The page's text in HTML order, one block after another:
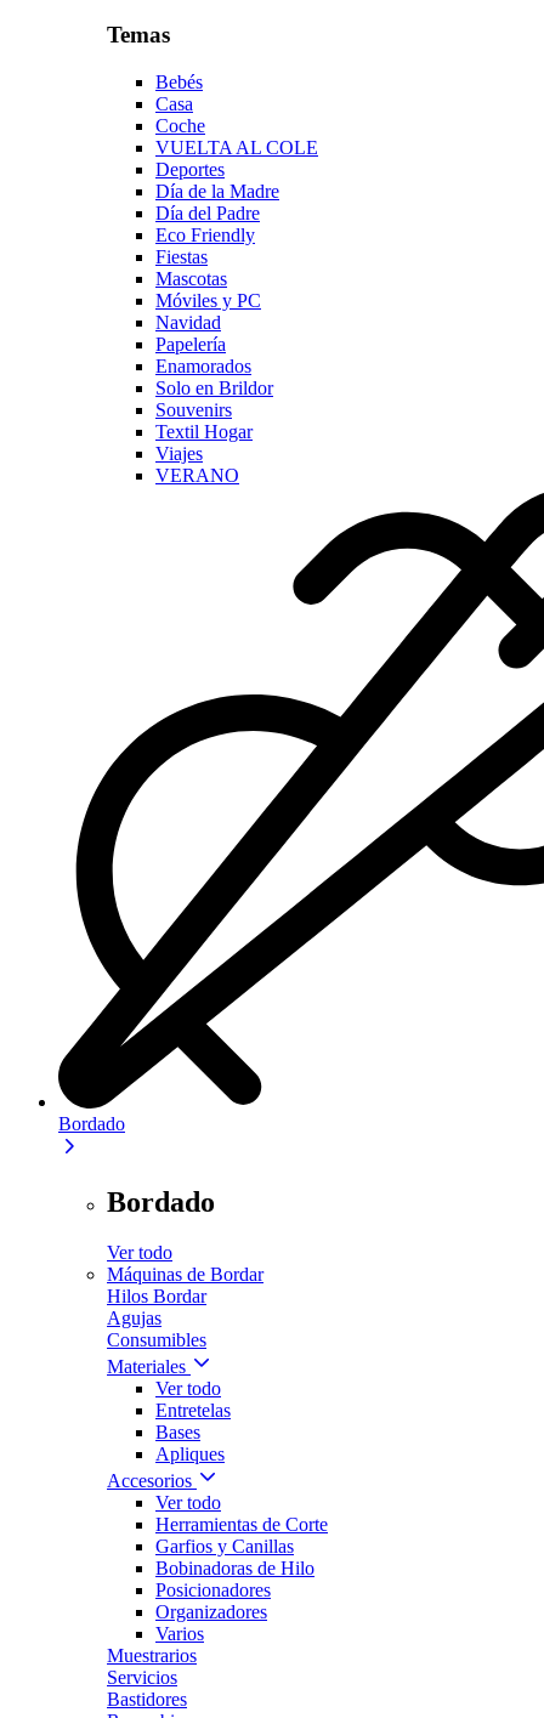
Temas
Bebés
Casa
Coche
VUELTA AL COLE
Deportes
Día de la Madre
Día del Padre
Eco Friendly
Fiestas
Mascotas
Móviles y PC
Navidad
Papelería
Enamorados
Solo en Brildor
Souvenirs
Textil Hogar
Viajes
VERANO
Bordado
Bordado
Ver todo
Máquinas de Bordar
Hilos Bordar
Agujas
Consumibles
Materiales
Ver todo
Entretelas
Bases
Apliques
Accesorios
Ver todo
Herramientas de Corte
Garfios y Canillas
Bobinadoras de Hilo
Posicionadores
Organizadores
Varios
Muestrarios
Servicios
Bastidores